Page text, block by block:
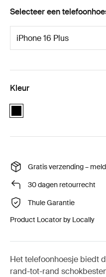
Selecteer een
Kleur
Gratis verzending –
30 dagen retourrecht
Thule Garantie
Product Locator by Locally
Het telefoonhoesje biedt
rand-tot-rand